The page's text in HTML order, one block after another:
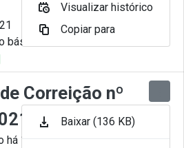
básico
Correição nº
há 11 Meses por Artur
Visualizar histórico
Copiar para
Baixar (136 KB)